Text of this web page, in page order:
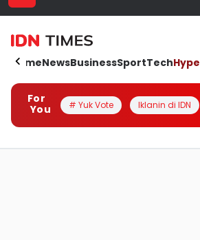
HomeNewsBusinessSportTechHype
For
You
# Yuk Vote Iklanin di IDN